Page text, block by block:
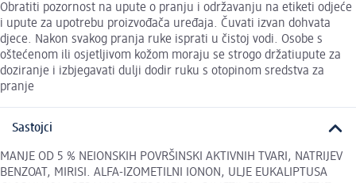
Obratiti pozornost na upute o pranju i održavanju na etiketi odjeće
i upute za upotrebu proizvođača uređaja. Čuvati izvan dohvata
djece. Nakon svakog pranja ruke isprati u čistoj vodi. Osobe s
oštećenom ili osjetljivom kožom moraju se strogo držatiupute za
doziranje i izbjegavati dulji dodir ruku s otopinom sredstva za
pranje
Sastojci
MANJE OD 5 % NEIONSKIH POVRŠINSKI AKTIVNIH TVARI, NATRIJEV
BENZOAT, MIRISI. ALFA-IZOMETILNI IONON, ULJE EUKALIPTUSA